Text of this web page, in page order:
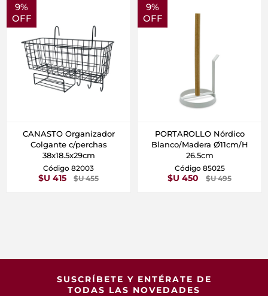
9%
OFF
CANASTO Organizador
Colgante c/perchas
38x18.5x29cm
Código 82003
$U 415 $U 455
9%
OFF
PORTAROLLO Nórdico
Blanco/Madera Ø11cm/H
26.5cm
Código 85025
$U 450 $U 495
SUSCRÍBETE Y ENTÉRATE DE
TODAS LAS NOVEDADES